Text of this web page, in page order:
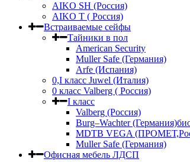
AIKO SH (Россия)
AIKO Т ( Россия)
Встраиваемые сейфы
Тайники в пол
American Security
Muller Safe (Германия)
Arfe (Испания)
0,I класс Juwel (Италия)
0 класс Valberg ( Россия)
I класс
Valberg (Россия)
Burg–Wachter
MDTB VEGA
Muller Safe (Германия)
Офисная мебель ЛДСП